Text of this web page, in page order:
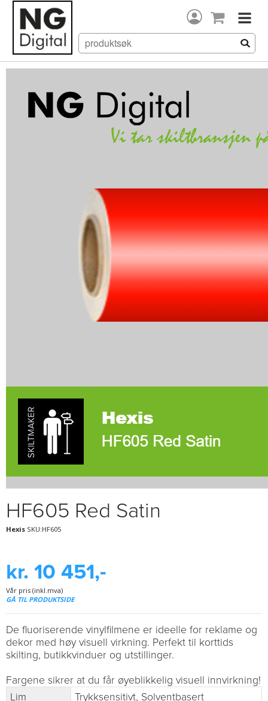
HF605 Red Satin
Hexis SKU:HF605
kr. 10 451,-
Vår pris (inkl.mva)
GÅ TIL PRODUKTSIDE
De fluoriserende vinylfilmene er ideelle for reklame og
dekor med høy visuell virkning. Perfekt til korttids
skilting, butikkvinduer og utstillinger.
Fargene sikrer at du får øyeblikkelig visuell innvirkning!
Lim
Trykksensitivt, Solventbasert